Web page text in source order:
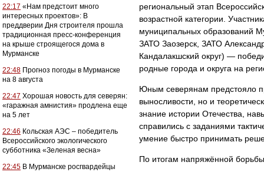
22:17 «Нам предстоит много
интересных проектов»: В
преддверии Дня строителя прошла
традиционная пресс-конференция
на крыше строящегося дома в
Мурманске
22:48 Прогноз погоды в Мурманске
на 8 августа
22:47 Хорошая новость для северян:
«гаражная амнистия» продлена еще
на 5 лет
22:46 Кольская АЭС – победитель
Всероссийского экологического
субботника «Зеленая весна»
22:45 В Мурманске росгвардейцы
региональный этап
возрастной категории.
муниципальных образований
ЗАТО Заозерск, ЗАТО
Кандалакшский округ) —
родные города и округа на
Юным северянам предстояло
выносливости, но и
знание истории Отечества,
справились с заданиями
умение быстро принимать
По итогам напряжённой